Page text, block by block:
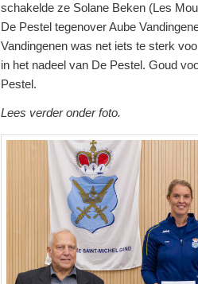
schakelde ze Solane Beken (Les
De Pestel tegenover Aube
Vandingenen was net iets te sterk
in het nadeel van De Pestel. Goud
Pestel.
Lees verder onder foto.